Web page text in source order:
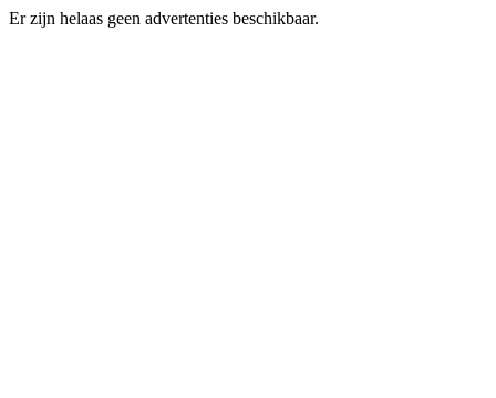
Er zijn helaas geen advertenties beschikbaar.